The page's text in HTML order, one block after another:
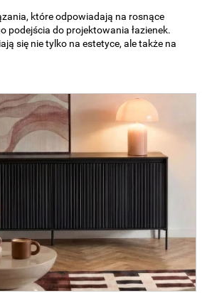
które odpowiadają na rosnące
podejścia do projektowania łazienek.
się nie tylko na estetyce, ale także na